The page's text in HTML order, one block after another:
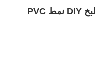
حار ختم PVC لوحات الحائط المطبخ DIY نمط PVC